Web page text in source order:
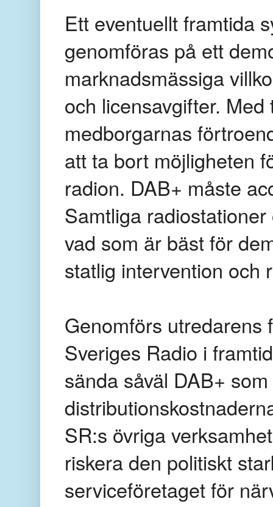
Ett eventuellt framtida
genomföras på ett
marknadsmässiga
och licensavgifter.
medborgarnas
att ta bort möjligheten
radion. DAB+ måste
Samtliga
vad som är bäst för
statlig intervention och
Genomförs utredarens
Sveriges Radio i
sända såväl DAB+
SR:s övriga
riskera den politiskt
serviceföretaget för